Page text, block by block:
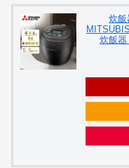
炊
炊飯